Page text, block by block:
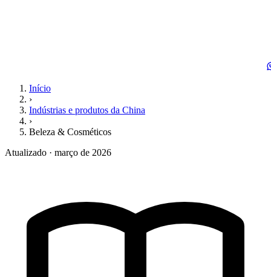
Início
›
Indústrias e produtos da China
›
Beleza & Cosméticos
Atualizado · março de 2026